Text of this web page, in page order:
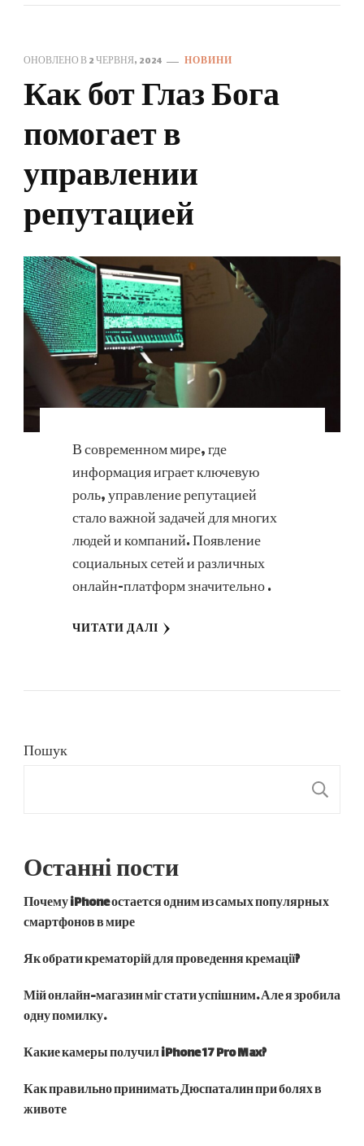
ОНОВЛЕНО В2 ЧЕРВНЯ, 2024 НОВИНИ
Как бот Глаз Бога
помогает в
управлении
репутацией
В современном мире, где
информация играет ключевую
роль, управление репутацией
стало важной задачей для многих
людей и компаний. Появление
социальных сетей и различных
онлайн-платформ значительно …
ЧИТАТИ ДАЛІ
Пошук
Останні пости
Почему iPhone остается одним из самых популярных
смартфонов в мире
Як обрати крематорій для проведення кремації?
Мій онлайн-магазин міг стати успішним. Але я зробила
одну помилку.
Какие камеры получил iPhone 17 Pro Max?
Как правильно принимать Дюспаталин при болях в
животе